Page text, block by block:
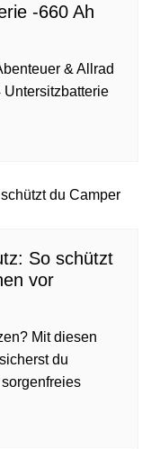
-660 Ah
& Allrad
So schützt
vor
Mit diesen
du